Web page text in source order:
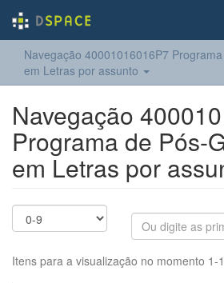
Navegação 40001016016P7
em Letras por assunto
Navegação
Programa de Pós-
em Letras por
Itens para a visualização no momento 1-